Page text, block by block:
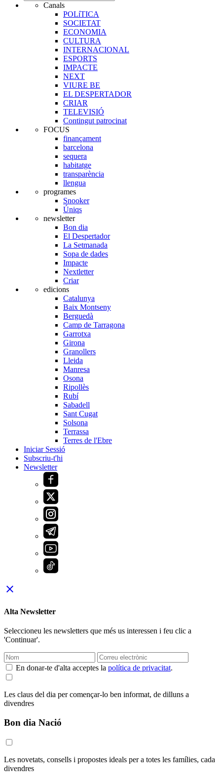
Canals
POLíTICA
SOCIETAT
ECONOMIA
CULTURA
INTERNACIONAL
ESPORTS
IMPACTE
NEXT
VIURE BE
EL DESPERTADOR
CRIAR
TELEVISIÓ
Contingut patrocinat
FOCUS
finançament
barcelona
sequera
habitatge
transparència
llengua
programes
Snooker
Úniqs
newsletter
Bon dia
El Despertador
La Setmanada
Sopa de dades
Impacte
Nextletter
Criar
edicions
Catalunya
Baix Montseny
Berguedà
Camp de Tarragona
Garrotxa
Girona
Granollers
Lleida
Manresa
Osona
Ripollès
Rubí
Sabadell
Sant Cugat
Solsona
Terrassa
Terres de l'Ebre
Iniciar Sessió
Subscriu-t'hi
Newsletter
close
Alta Newsletter
Seleccioneu les newsletters que més us interessen i feu clic a
'Continuar'.
En donar-te d'alta acceptes la política de privacitat.
Les claus del dia per començar-lo ben informat, de dilluns a
divendres
Bon dia Nació
Les novetats, consells i propostes ideals per a totes les famílies, cada
divendres